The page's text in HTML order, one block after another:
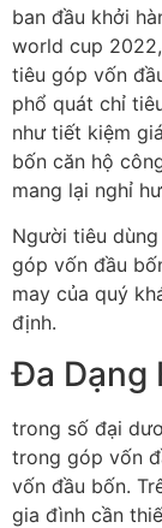
ban đầu khởi
world cup
tiêu góp vốn
phổ quát chỉ
như tiết kiệm
bốn căn hộ
mang lại nghỉ
Người tiêu
góp vốn đầu
may của quý
định.
Đa Dạng
trong số đại
trong góp vốn
vốn đầu bốn.
gia đình cần